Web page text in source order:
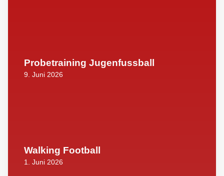
Probetraining Jugenfussball
9. Juni 2026
Walking Football
1. Juni 2026